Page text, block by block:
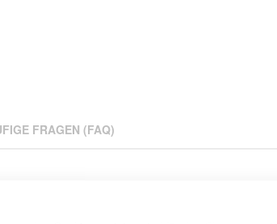
FRAGEN (FAQ)